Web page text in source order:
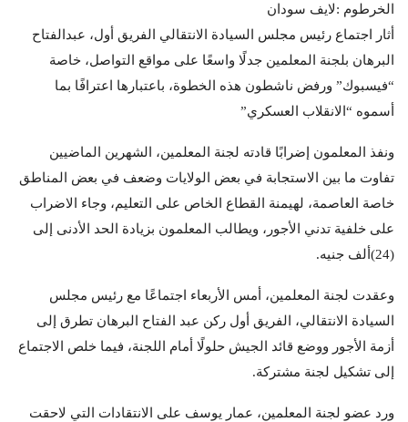
الخرطوم :لايف سودان
أثار اجتماع رئيس مجلس السيادة الانتقالي الفريق أول، عبدالفتاح
البرهان بلجنة المعلمين جدلًا واسعًا على مواقع التواصل، خاصة
“فيسبوك” ورفض ناشطون هذه الخطوة، باعتبارها اعترافًا بما
أسموه “الانقلاب العسكري”
ونفذ المعلمون إضرابًا قادته لجنة المعلمين، الشهرين الماضيين
تفاوت ما بين الاستجابة في بعض الولايات وضعف في بعض المناطق
خاصة العاصمة، لهيمنة القطاع الخاص على التعليم، وجاء الاضراب
على خلفية تدني الأجور، ويطالب المعلمون بزيادة الحد الأدنى إلى
(24)ألف جنيه.
وعقدت لجنة المعلمين، أمس الأربعاء اجتماعًا مع رئيس مجلس
السيادة الانتقالي، الفريق أول ركن عبد الفتاح البرهان تطرق إلى
أزمة الأجور ووضع قائد الجيش حلولًا أمام اللجنة، فيما خلص الاجتماع
إلى تشكيل لجنة مشتركة.
ورد عضو لجنة المعلمين، عمار يوسف على الانتقادات التي لاحقت